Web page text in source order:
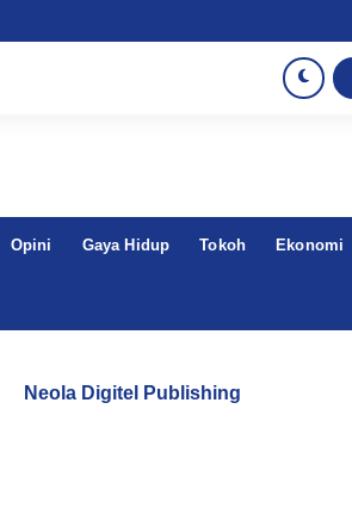
Opini Gaya Hidup Tokoh Ekonomi
Neola Digitel Publishing